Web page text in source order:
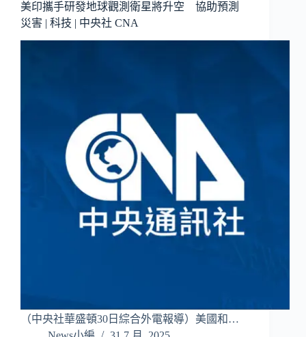
美印攜手研發地球觀測衛星將升空 協助預測
災害 | 科技 | 中央社 CNA
（中央社華盛頓30日綜合外電報導）美國和…